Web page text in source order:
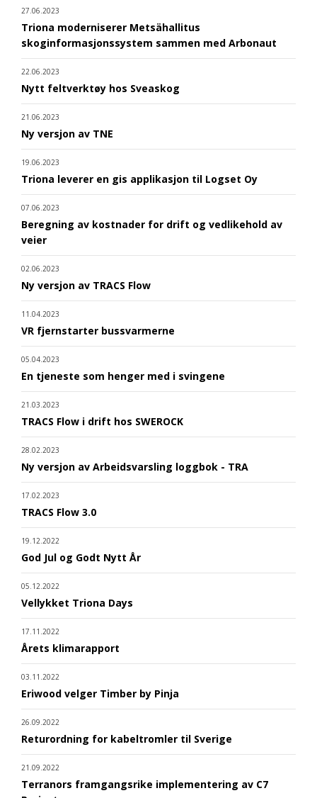
27.06.2023
Triona moderniserer Metsähallitus
skoginformasjonssystem sammen med Arbonaut
22.06.2023
Nytt feltverktøy hos Sveaskog
21.06.2023
Ny versjon av TNE
19.06.2023
Triona leverer en gis applikasjon til Logset Oy
07.06.2023
Beregning av kostnader for drift og vedlikehold av
veier
02.06.2023
Ny versjon av TRACS Flow
11.04.2023
VR fjernstarter bussvarmerne
05.04.2023
En tjeneste som henger med i svingene
21.03.2023
TRACS Flow i drift hos SWEROCK
28.02.2023
Ny versjon av Arbeidsvarsling loggbok - TRA
17.02.2023
TRACS Flow 3.0
19.12.2022
God Jul og Godt Nytt År
05.12.2022
Vellykket Triona Days
17.11.2022
Årets klimarapport
03.11.2022
Eriwood velger Timber by Pinja
26.09.2022
Returordning for kabeltromler til Sverige
21.09.2022
Terranors framgangsrike implementering av C7